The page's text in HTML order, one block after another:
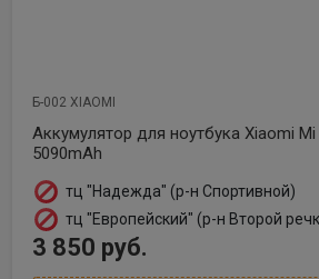
Б-002 XIAOMI
Аккумулятор для ноутбука Xiaomi Mi
5090mAh
тц "Надежда" (р-н Спортивной)
тц "Европейский" (р-н Второй
3 850 руб.